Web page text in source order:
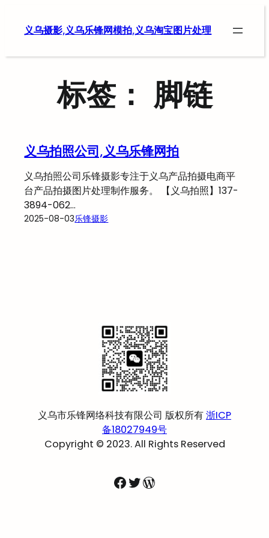
容
义乌摄影,义乌乐锋网模拍,义乌淘宝图片处理
标签： 脚链
义乌拍照公司,义乌乐锋网拍
义乌拍照公司乐锋摄影专注于义乌产品拍摄电商平
台产品拍摄图片处理制作服务。 【义乌拍照】137-
3894-062…
2025-08-03乐锋摄影
义乌市乐锋网络科技有限公司 版权所有浙ICP
备18027949号
Copyright © 2023. All Rights Reserved
Facebook
Twitter
WordPress